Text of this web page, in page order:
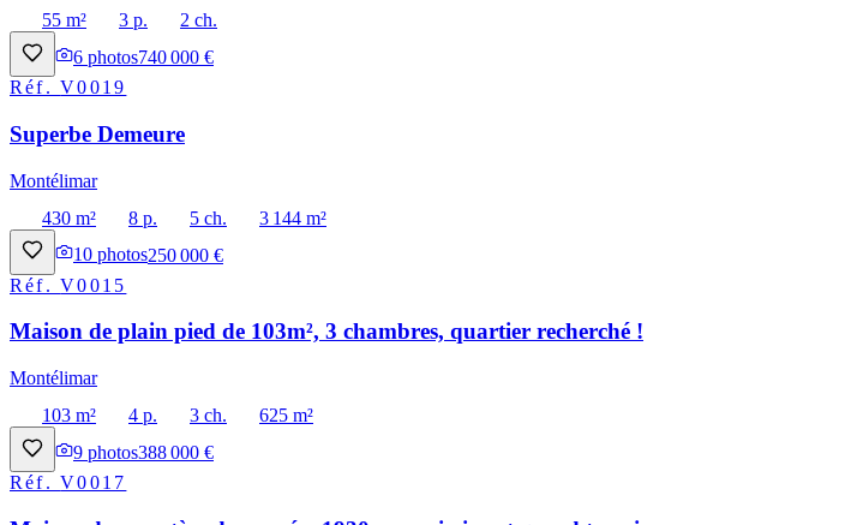
55 m²
3 p.
2 ch.
6 photos740 000 €
Réf.V0019
Superbe Demeure
Montélimar
430 m²
8 p. 5 ch.
3 144 m²
10 photos250 000 €
Réf.V0015
Maison de plain pied de 103m², 3 chambres, quartier recherché !
Montélimar
103 m²
4 p. 3 ch.
625 m²
9 photos388 000 €
Réf.V0017